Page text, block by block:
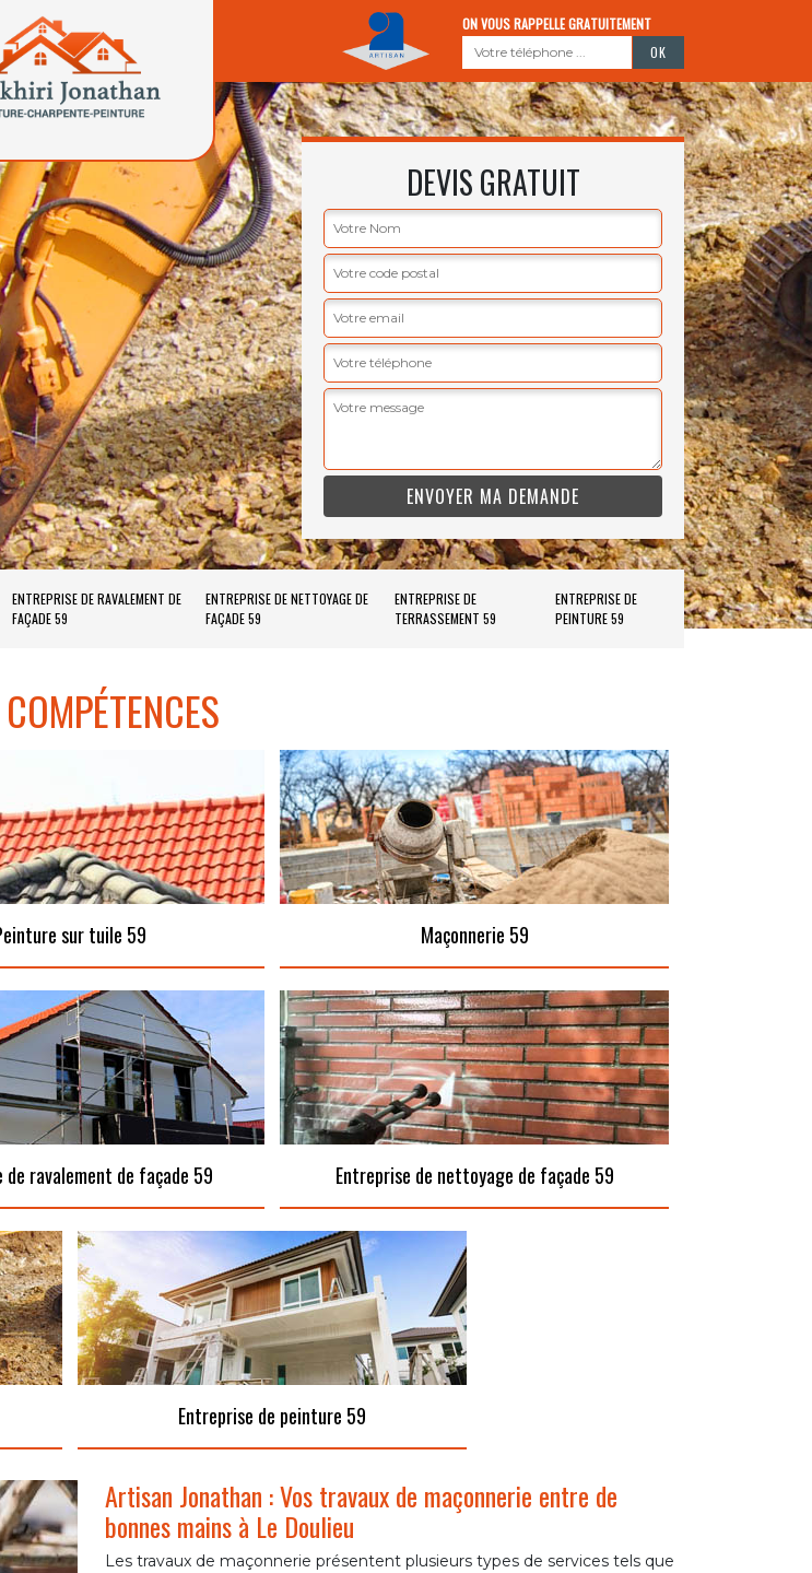
ON VOUS RAPPELLE GRATUITEMENT
DEVIS GRATUIT
ENTREPRISE DE RAVALEMENT DE
FAÇADE 59
ENTREPRISE DE NETTOYAGE DE
FAÇADE 59
ENTREPRISE DE
TERRASSEMENT 59
ENTREPRISE DE
PEINTURE 59
sur tuile 59 Maçonnerie 59
de ravalement de façade 59 Entreprise de nettoyage de façade 59
Entreprise de peinture 59
Artisan Jonathan : Vos travaux de maçonnerie entre de
bonnes mains à Le Doulieu
Les travaux de maçonnerie présentent plusieurs types de services tels que